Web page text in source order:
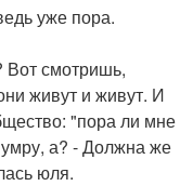
уже пора.
Вот смотришь,
живут и живут. И
"пора ли мне
а? - Должна же
юля.